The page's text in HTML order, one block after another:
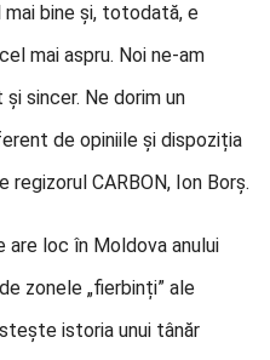
bine și, totodată, e
mai aspru. Noi ne-am
sincer. Ne dorim un
de opiniile și dispoziția
regizorul CARBON, Ion Borș.
are loc în Moldova anului
zonele „fierbinți” ale
istoria unui tânăr